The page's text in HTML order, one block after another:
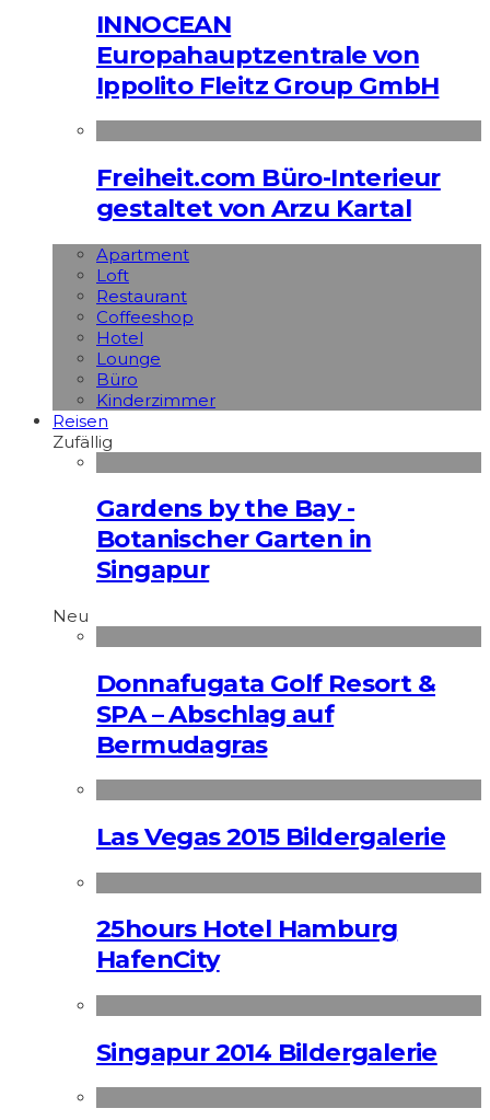
INNOCEAN
Europahauptzentrale von
Ippolito Fleitz Group GmbH
Freiheit.com Büro-Interieur
gestaltet von Arzu Kartal
Apart­ment
Loft
Restaurant
Coffeeshop
Hotel
Lounge
Büro
Kinderzimmer
Reisen
Zufällig
Gardens by the Bay -
Botanischer Garten in
Singapur
Neu
Donnafugata Golf Resort &
SPA – Abschlag auf
Bermudagras
Las Vegas 2015 Bildergalerie
25hours Hotel Hamburg
HafenCity
Singapur 2014 Bildergalerie